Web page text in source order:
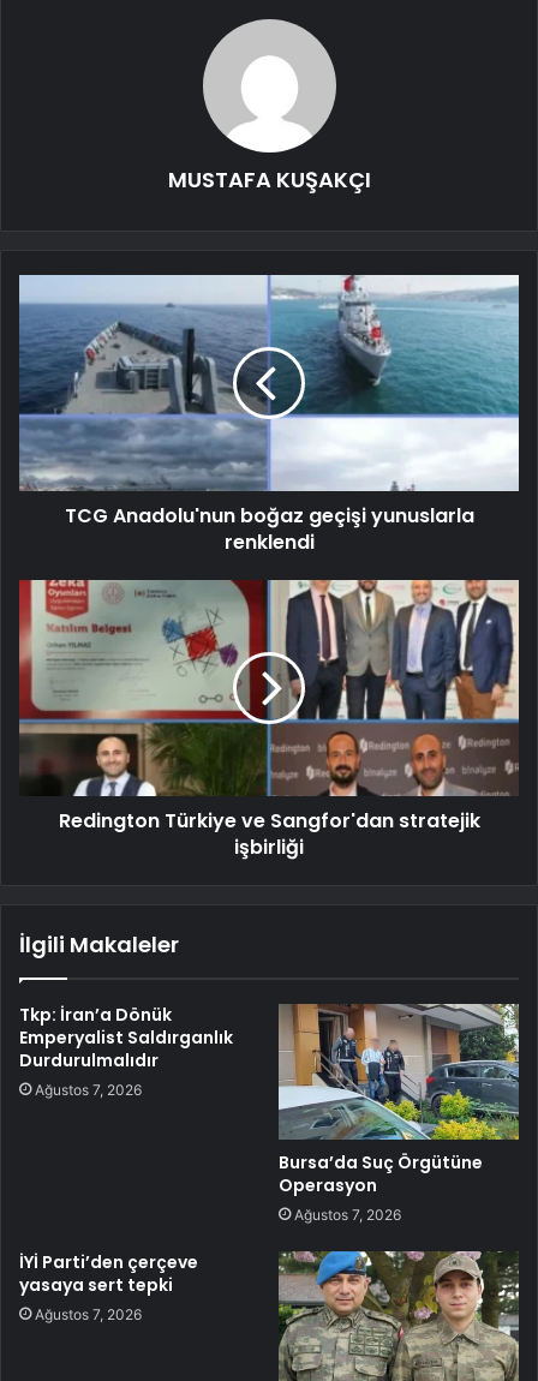
MUSTAFA KUŞAKÇI
TCG Anadolu'nun boğaz geçişi yunuslarla
renklendi
Redington Türkiye ve Sangfor'dan stratejik
işbirliği
İlgili Makaleler
Tkp: İran’a Dönük
Emperyalist Saldırganlık
Durdurulmalıdır
Ağustos 7, 2026
Bursa’da Suç Örgütüne
Operasyon
Ağustos 7, 2026
İYİ Parti’den çerçeve
yasaya sert tepki
Ağustos 7, 2026